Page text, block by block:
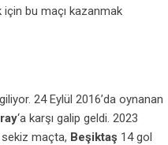
için bu maçı kazanmak
24 Eylül 2016’da oynanan
‘a karşı galip geldi. 2023
sekiz maçta, Beşiktaş 14 gol